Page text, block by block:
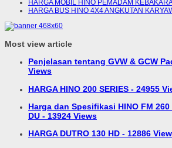
HARGA MOBIL HINO PEMADAM
HARGA BUS HINO 4X4 ANGKUTAN
Most view article
Penjelasan tentang GVW & GCW
Views
HARGA HINO 200 SERIES - 24955
Harga dan Spesifikasi HINO FM 260
DU - 13924 Views
HARGA DUTRO 130 HD - 12886